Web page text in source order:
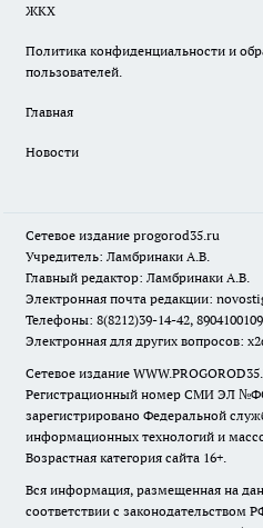
ЖКХ
Политика конфиденциальности и
пользователей.
Главная
Новости
Сетевое издание progorod35.ru
Учредитель: Ламбринаки А.В.
Главный редактор: Ламбринаки А.В.
Электронная почта редакции:
Телефоны: 8(8212)39-14-42,
Электронная для других вопросов:
Сетевое издание
Регистрационный номер СМИ ЭЛ
зарегистрировано Федеральной
информационных технологий и
Возрастная категория сайта 16+.
Вся информация, размещенная на
соответствии с законодательством